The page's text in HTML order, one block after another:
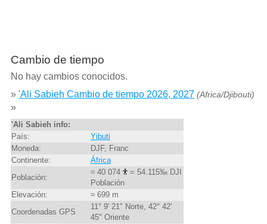
Cambio de tiempo
No hay cambios conocidos.
» 'Ali Sabieh Cambio de tiempo 2026, 2027 (Africa/Djibouti)
»
'Ali Sabieh info:
País:
Yibuti
Moneda:
DJF, Franc
Continente:
África
Población:
≈ 40 074
= 54.115‰ DJI
Población
Elevación:
≈ 699 m
Coordenadas GPS
11° 9' 21" Norte, 42° 42'
45" Oriente